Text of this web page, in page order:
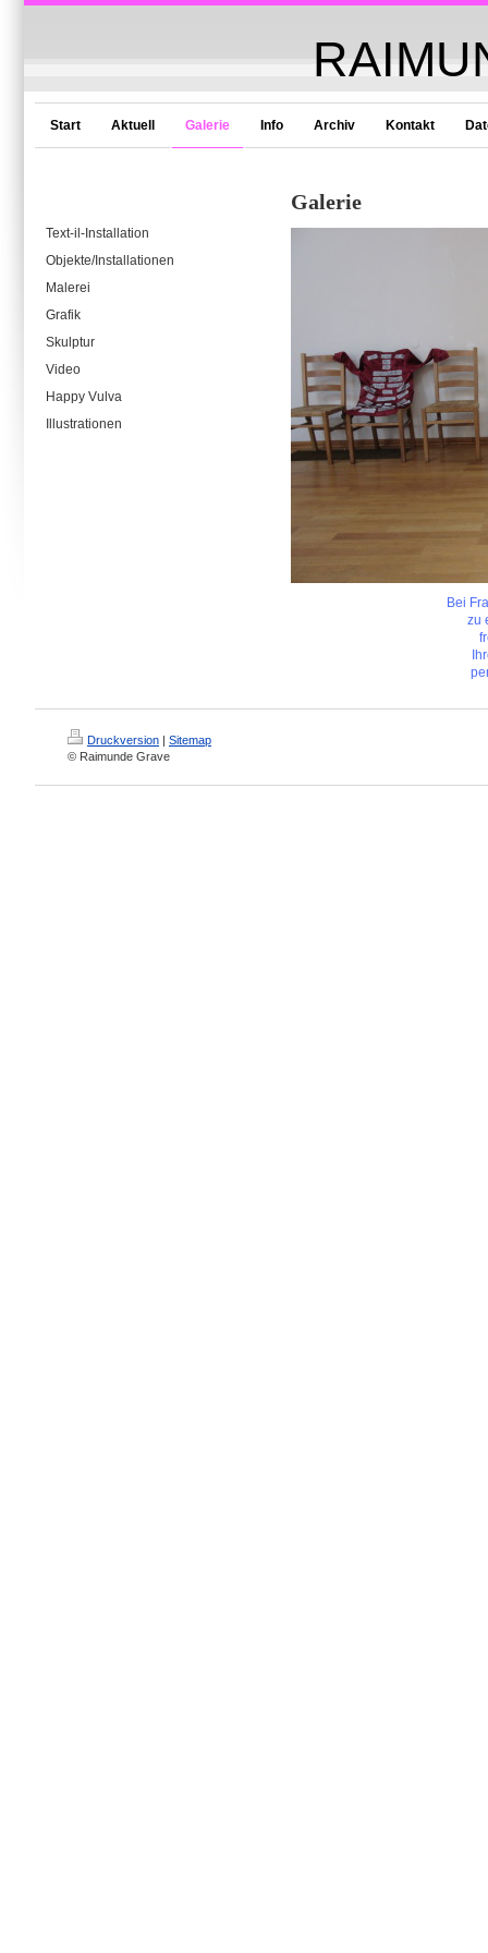
Start Aktuell Galerie Info Archiv Kontakt
Text-il-Installation
Objekte/Installationen
Malerei
Grafik
Skulptur
Video
Happy Vulva
Illustrationen
Galerie
Bei
zu
Druckversion | Sitemap
© Raimunde Grave